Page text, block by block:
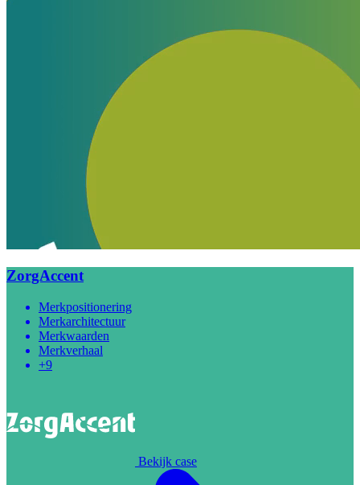
ZorgAccent
Merkpositionering
Merkarchitectuur
Merkwaarden
Merkverhaal
+9
Bekijk case